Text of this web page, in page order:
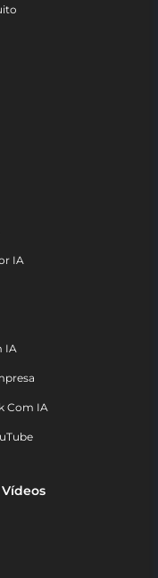
IA
IA
Com IA